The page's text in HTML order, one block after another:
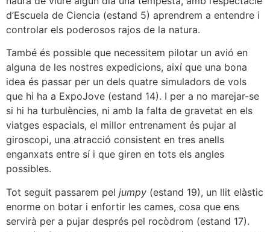
d’Escuela de Ciencia (estand 5) aprendrem a entendre i
controlar els poderosos rajos de la natura.
També és possible que necessitem pilotar un avió en
alguna de les nostres expedicions, així que una bona
idea és passar per un dels quatre simuladors de vols
que hi ha a ExpoJove (estand 14). I per a no marejar-se
si hi ha turbulències, ni amb la falta de gravetat en els
viatges espacials, el millor entrenament és pujar al
giroscopi, una atracció consistent en tres anells
enganxats entre sí i que giren en tots els angles
possibles.
Tot seguit passarem pel jumpy (estand 19), un llit elàstic
enorme on botar i enfortir les cames, cosa que ens
servirà per a pujar després pel rocòdrom (estand 17).